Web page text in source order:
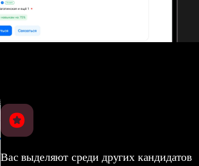
Вас выделяют среди других кандидатов